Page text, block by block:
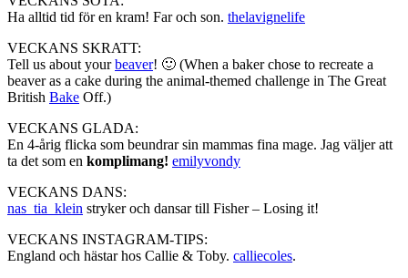
Ha alltid tid för en kram! Far och son. thelavignelife
VECKANS SKRATT:
Tell us about yourbeaver! 🙂 (When a baker chose to recreate a
beaver as a cake during the animal-themed challenge in The Great
British Bake Off.)
VECKANS GLADA:
En 4-årig flicka som beundrar sin mammas fina mage. Jag väljer att
ta det som en komplimang! emilyvondy
VECKANS DANS:
nas_tia_klein stryker och dansar till Fisher – Losing it!
VECKANS INSTAGRAM-TIPS:
England och hästar hos Callie & Toby. calliecoles.